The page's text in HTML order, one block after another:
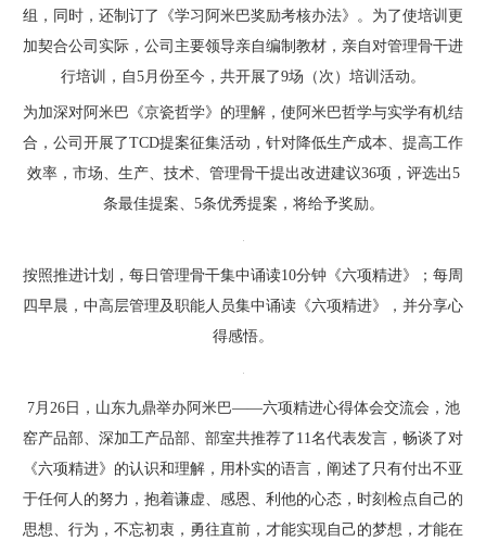
组，同时，还制订了《学习阿米巴奖励考核办法》。为了使培训更
加契合公司实际，公司主要领导亲自编制教材，亲自对管理骨干进
行培训，自5月份至今，共开展了9场（次）培训活动。
为加深对阿米巴《京瓷哲学》的理解，使阿米巴哲学与实学有机结
合，公司开展了TCD提案征集活动，针对降低生产成本、提高工作
效率，市场、生产、技术、管理骨干提出改进建议36项，评选出5
条最佳提案、5条优秀提案，将给予奖励。
按照推进计划，每日管理骨干集中诵读10分钟《六项精进》；每周
四早晨，中高层管理及职能人员集中诵读《六项精进》，并分享心
得感悟。
7月26日，山东九鼎举办阿米巴——六项精进心得体会交流会，池
窑产品部、深加工产品部、部室共推荐了11名代表发言，畅谈了对
《六项精进》的认识和理解，用朴实的语言，阐述了只有付出不亚
于任何人的努力，抱着谦虚、感恩、利他的心态，时刻检点自己的
思想、行为，不忘初衷，勇往直前，才能实现自己的梦想，才能在